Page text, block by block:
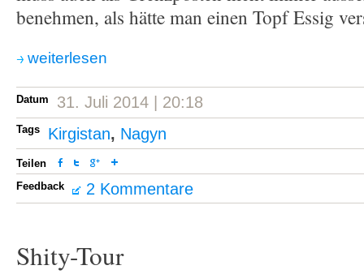
benehmen, als hätte man einen Topf Essig
weiterlesen
Datum 31. Juli 2014 | 20:18
Tags Kirgistan, Nagyn
Teilen
Feedback
2 Kommentare
Shity-Tour